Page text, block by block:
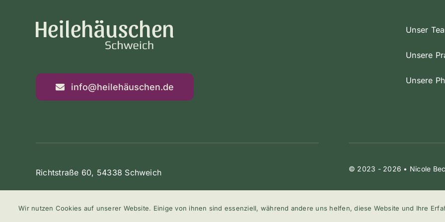
info@heilehäuschen.de
Unser
Unsere
Unsere
Richtstraße 60, 54338 Schweich © 2023 - 2026 • Nicole
Wir nutzen Cookies auf unserer Website. Einige von ihnen sind essenziell, während andere uns helfen, diese Website und Ihre